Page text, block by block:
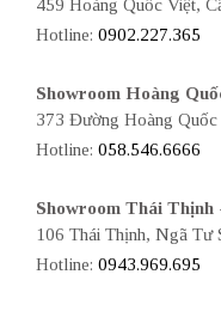
459 Hoàng Quốc Việt,
Hotline: 0902.227.365
Showroom Hoàng
373 Đường Hoàng
Hotline: 058.546.6666
Showroom Thái Thịnh
106 Thái Thịnh, Ngã
Hotline: 0943.969.695